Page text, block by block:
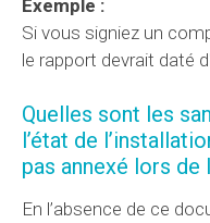
Exemple :
Si vous signiez un
le rapport devrait daté
Quelles sont les
l’état de
pas annexé lors de
En l’absence de ce